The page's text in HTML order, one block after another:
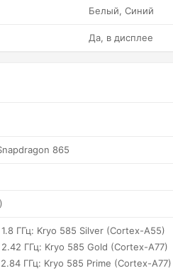
Белый, Синий
Да, в дисплее
865
ГГц: Kryo 585 Silver (Cortex-A55)
ГГц: Kryo 585 Gold (Cortex-A77)
ГГц: Kryo 585 Prime (Cortex-A77)